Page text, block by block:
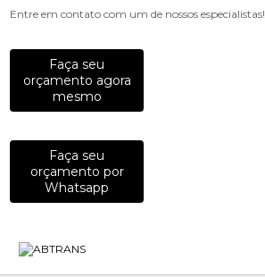
Entre em contato com um de nossos especialistas!
Faça seu
orçamento agora
mesmo
Faça seu
orçamento por
Whatsapp